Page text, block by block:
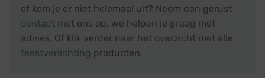
of kom je er niet helemaal uit? Neem dan gerust
contact met ons op, we helpen je graag met
advies. Of klik verder naar het overzicht met alle
feestverlichting producten.